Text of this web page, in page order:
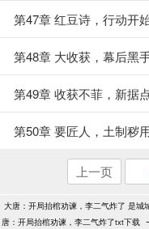
第47章 红豆诗，行动开
第48章 大收获，幕后黑
第49章 收获不菲，新据
第50章 要匠人，土制秽
上一页
大唐：开局抬棺劝谏，李二气炸了 是城
唐：开局抬棺劝谏，李二气炸了txt下载 -